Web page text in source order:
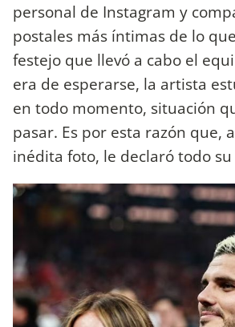
personal de Instagram y
postales más íntimas de lo
festejo que llevó a cabo el
era de esperarse, la artista
en todo momento, situación
pasar. Es por esta razón que,
inédita foto, le declaró todo